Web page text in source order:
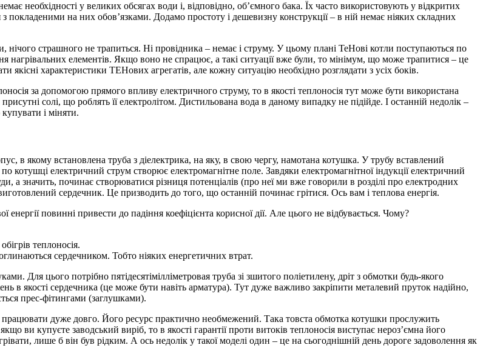
необхідності у великих обсягах води і, відповідно, об’ємного бака. Їх часто використовують у відкритих
покладеними на них обов’язками. Додамо простоту і дешевизну конструкції – в ній немає ніяких складних
нічого страшного не трапиться. Ні провідника – немає і струму. У цьому плані ТеНові котли поступаються по
нагрівальних елементів. Якщо воно не спрацює, а такі ситуації вже були, то мінімум, що може трапитися – це
характеристики ТЕНових агрегатів, але кожну ситуацію необхідно розглядати з усіх боків.
за допомогою прямого впливу електричного струму, то в якості теплоносія тут може бути використана
солі, що роблять її електролітом. Дистильована вода в даному випадку не підійде. І останній недолік –
і міняти.
в якому встановлена труба з діелектрика, на яку, в свою чергу, намотана котушка. У трубу вставлений
котушці електричний струм створює електромагнітне поле. Завдяки електромагнітної індукції електричний
а значить, починає створюватися різниця потенціалів (про неї ми вже говорили в розділі про електродних
сердечник. Це призводить до того, що останній починає грітися. Ось вам і теплова енергія.
енергії повинні привести до падіння коефіцієнта корисної дії. Але цього не відбувається. Чому?
теплоносія.
сердечником. Тобто ніяких енергетичних втрат.
Для цього потрібно пятідесятімілліметровая труба зі зшитого поліетилену, дріт з обмотки будь-якого
в якості сердечника (це може бути навіть арматура). Тут дуже важливо закріпити металевий пруток надійно,
прес-фітингами (заглушками).
дуже довго. Його ресурс практично необмежений. Така товста обмотка котушки прослужить
ви купуєте заводський виріб, то в якості гарантії проти витоків теплоносія виступає нероз’ємна його
лише б він був рідким. А ось недолік у такої моделі один – це на сьогоднішній день дороге задоволення як